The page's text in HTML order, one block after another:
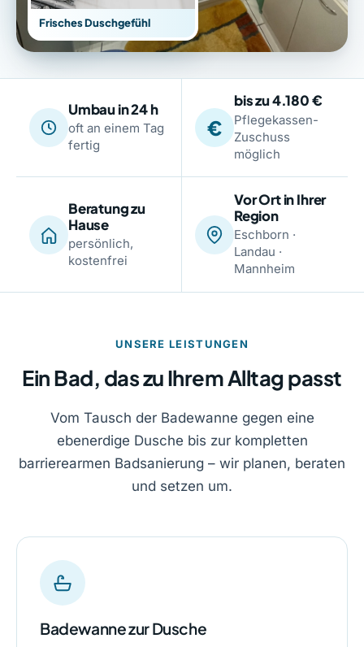
Frisches Duschgefühl
Umbau in 24 h
oft an einem Tag
fertig
€
bis zu 4.180 €
Pflegekassen-
Zuschuss
möglich
Beratung zu
Hause
persönlich,
kostenfrei
Vor Ort in Ihrer
Region
Eschborn ·
Landau ·
Mannheim
UNSERE LEISTUNGEN
Ein Bad, das zu Ihrem Alltag passt
Vom Tausch der Badewanne gegen eine
ebenerdige Dusche bis zur kompletten
barrierearmen Badsanierung – wir planen, beraten
und setzen um.
Badewanne zur Dusche